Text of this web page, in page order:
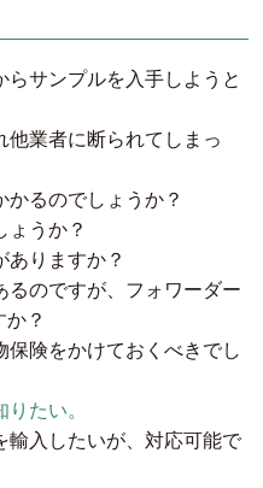
サンプルを入手しようと
業者に断られてしまっ
るのでしょうか？
ょうか？
ありますか？
るのですが、フォワーダー
？
険をかけておくべきでし
たい。
輸入したいが、対応可能で